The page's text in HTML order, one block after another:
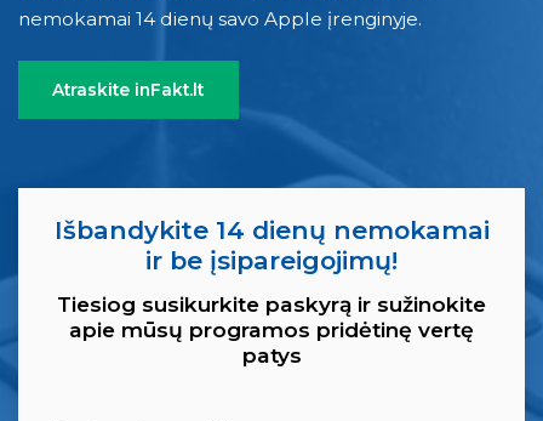
nemokamai 14 dienų savo Apple įrenginyje.
Atraskite inFakt.lt
Išbandykite 14 dienų nemokamai
ir be įsipareigojimų!
Tiesiog susikurkite paskyrą ir sužinokite
apie mūsų programos pridėtinę vertę
patys